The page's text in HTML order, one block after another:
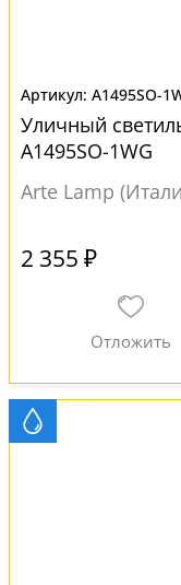
A1495SO-
Уличный
A1495SO-1WG
Arte Lamp
2 355 ₽